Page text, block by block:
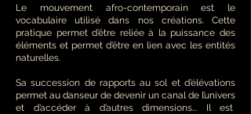
Le mouvement afro-contemporain est le
vocabulaire utilisé dans nos créations. Cette
pratique permet d’être reliée à la puissance des
éléments et permet d’être en lien avec les entités
naturelles.
Sa succession de rapports au sol et d’élévations
permet au danseur de devenir un canal de l’univers
et d’accéder à d’autres dimensions... Il est